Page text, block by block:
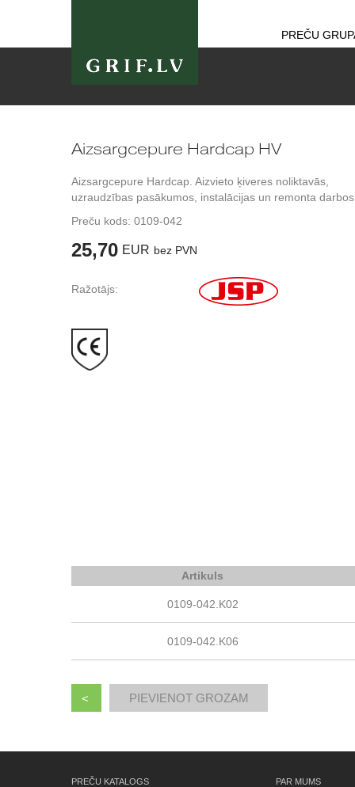
PREČU
Aizsargcepure Hardcap HV
Aizsargcepure Hardcap. Aizvieto ķiveres noliktavās,
uzraudzības pasākumos, instalācijas un remonta
Preču kods: 0109-042
25,70 EUR bez PVN
Ražotājs:
Artikuls
0109-042.K02
0109-042.K06
<
PREČU KATALOGS
PAR MUMS